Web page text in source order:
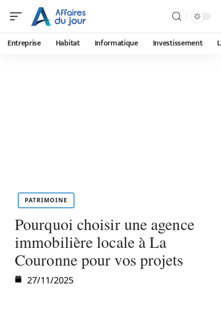
Entreprise Habitat Informatique Investissement
PATRIMOINE
Pourquoi choisir une agence
immobilière locale à La
Couronne pour vos projets
27/11/2025